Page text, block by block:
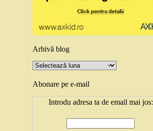
Arhivă blog
Arhivă
blog
Abonare pe e-mail
Introdu adresa ta de email mai jos: